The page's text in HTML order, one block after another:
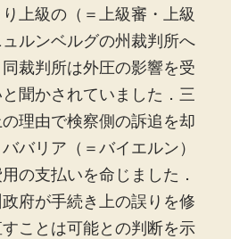
上級の（＝上級審・上級
ルンベルグの州裁判所へ
裁判所は外圧の影響を受
聞かされていました．三
理由で検察側の訴追を却
バリア（＝バイエルン）
の支払いを命じました．
府が手続き上の誤りを修
ことは可能との判断を示